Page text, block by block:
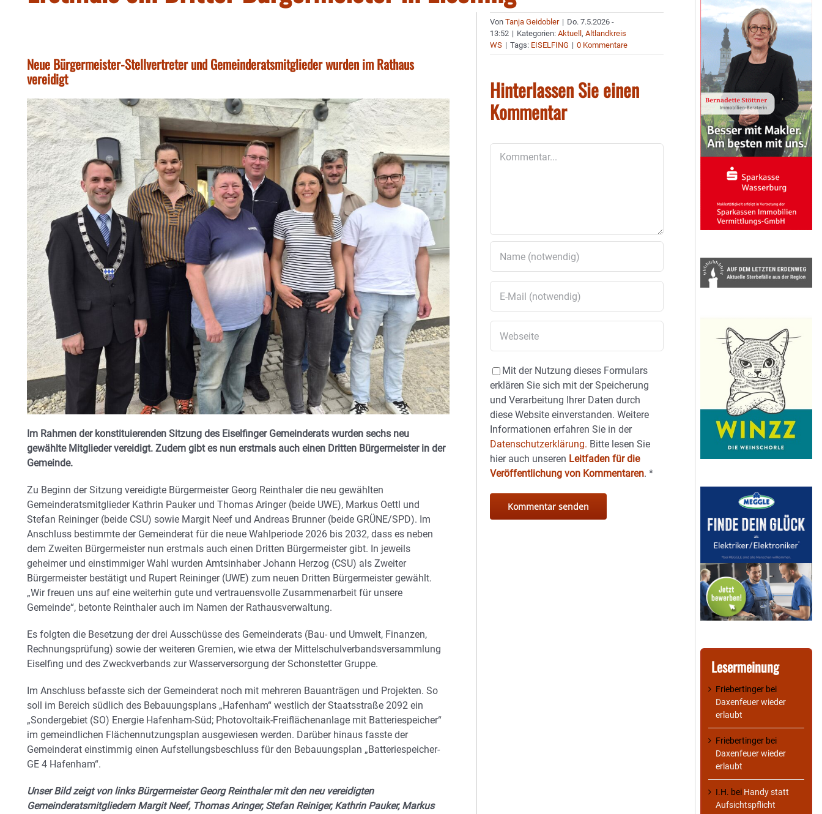
Neue Bürgermeister-Stellvertreter und Gemeinderatsmitglieder wurden im Rathaus
vereidigt
Im Rahmen der konstituierenden Sitzung des Eiselfinger Gemeinderats wurden sechs neu
gewählte Mitglieder vereidigt. Zudem gibt es nun erstmals auch einen Dritten Bürgermeister in der
Gemeinde.
Zu Beginn der Sitzung vereidigte Bürgermeister Georg Reinthaler die neu gewählten
Gemeinderatsmitglieder Kathrin Pauker und Thomas Aringer (beide UWE), Markus Oettl und
Stefan Reininger (beide CSU) sowie Margit Neef und Andreas Brunner (beide GRÜNE/SPD). Im
Anschluss bestimmte der Gemeinderat für die neue Wahlperiode 2026 bis 2032, dass es neben
dem Zweiten Bürgermeister nun erstmals auch einen Dritten Bürgermeister gibt. In jeweils
geheimer und einstimmiger Wahl wurden Amtsinhaber Johann Herzog (CSU) als Zweiter
Bürgermeister bestätigt und Rupert Reininger (UWE) zum neuen Dritten Bürgermeister gewählt.
„Wir freuen uns auf eine weiterhin gute und vertrauensvolle Zusammenarbeit für unsere
Gemeinde“, betonte Reinthaler auch im Namen der Rathausverwaltung.
Es folgten die Besetzung der drei Ausschüsse des Gemeinderats (Bau- und Umwelt, Finanzen,
Rechnungsprüfung) sowie der weiteren Gremien, wie etwa der Mittelschulverbandsversammlung
Eiselfing und des Zweckverbands zur Wasserversorgung der Schonstetter Gruppe.
Im Anschluss befasste sich der Gemeinderat noch mit mehreren Bauanträgen und Projekten. So
soll im Bereich südlich des Bebauungsplans „Hafenham“ westlich der Staatsstraße 2092 ein
„Sondergebiet (SO) Energie Hafenham-Süd; Photovoltaik-Freiflächenanlage mit Batteriespeicher“
im gemeindlichen Flächennutzungsplan ausgewiesen werden. Darüber hinaus fasste der
Gemeinderat einstimmig einen Aufstellungsbeschluss für den Bebauungsplan „Batteriespeicher-
GE 4 Hafenham“.
Unser Bild zeigt von links Bürgermeister Georg Reinthaler mit den neu vereidigten
Gemeinderatsmitgliedern Margit Neef, Thomas Aringer, Stefan Reiniger, Kathrin Pauker, Markus
VonTanja Geidobler | Do. 7.5.2026 -
13:52 | Kategorien:Aktuell,Altlandkreis
WS | Tags: EISELFING | 0 Kommentare
Hinterlassen Sie einen
Kommentar
Mit der Nutzung dieses Formulars
erklären Sie sich mit der Speicherung
und Verarbeitung Ihrer Daten durch
diese Website einverstanden. Weitere
Informationen erfahren Sie in der
Datenschutzerklärung. Bitte lesen Sie
hier auch unseren Leitfaden für die
Veröffentlichung von Kommentaren.*
Lesermeinung
Friebertinger bei
Daxenfeuer wieder
erlaubt
Friebertinger bei
Daxenfeuer wieder
erlaubt
I.H. bei Handy statt
Aufsichtspflicht